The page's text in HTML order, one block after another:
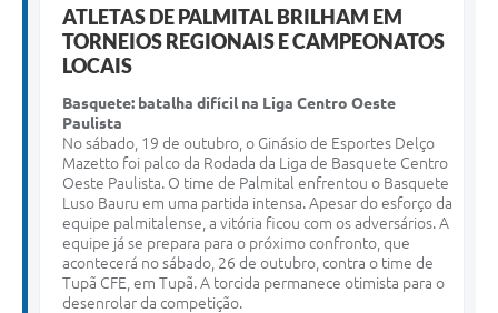
ATLETAS DE PALMITAL BRILHAM EM
TORNEIOS REGIONAIS E CAMPEONATOS
LOCAIS
Basquete: batalha difícil na Liga Centro Oeste
Paulista
No sábado, 19 de outubro, o Ginásio de Esportes Delço
Mazetto foi palco da Rodada da Liga de Basquete Centro
Oeste Paulista. O time de Palmital enfrentou o Basquete
Luso Bauru em uma partida intensa. Apesar do esforço da
equipe palmitalense, a vitória ficou com os adversários. A
equipe já se prepara para o próximo confronto, que
acontecerá no sábado, 26 de outubro, contra o time de
Tupã CFE, em Tupã. A torcida permanece otimista para o
desenrolar da competição.